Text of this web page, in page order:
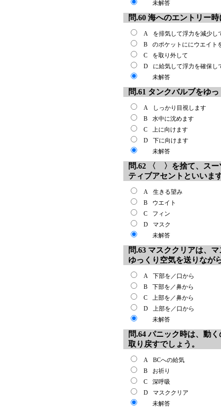
未解答
問.60 海へのエントリー
A
を排気して浮力を減少し
B
のポケットににウエイト
C
を取り外して
D
に給気して浮力を確保し
未解答
問.61 タンクバルブをゆ
A
しっかり目視します
B
水中に沈めます
C
上に向けます
D
下に向けます
未解答
問.62 〈 〉を捨て、スー
ティブアセントといいま
A
生きる望み
B
ウエイト
C
フィン
D
マスク
未解答
問.63 マスククリアは、
ゆっくり空気を送りなが
A
下部を／口から
B
下部を／鼻から
C
上部を／鼻から
D
上部を／口から
未解答
問.64 パニック時は、動
取り戻すでしょう。
A
BCへの給気
B
お祈り
C
深呼吸
D
マスククリア
未解答